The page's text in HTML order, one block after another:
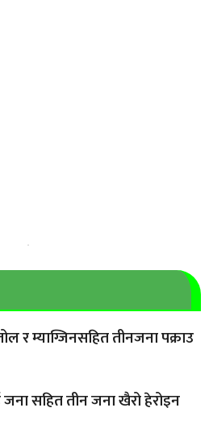
र म्याग्जिनसहित तीनजना पक्राउ
जना सहित तीन जना खैरो हेरोइन